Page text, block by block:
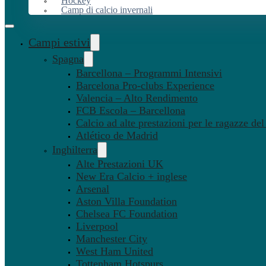
Camp di calcio invernali
Campi estivi
Spagna
Barcellona – Programmi Intensivi
Barcelona Pro-clubs Experience
Valencia – Alto Rendimento
FCB Escola – Barcellona
Calcio ad alte prestazioni per le ragazze
Atlético de Madrid
Inghilterra
Alte Prestazioni UK
New Era Calcio + inglese
Arsenal
Aston Villa Foundation
Chelsea FC Foundation
Liverpool
Manchester City
West Ham United
Tottenham Hotspurs